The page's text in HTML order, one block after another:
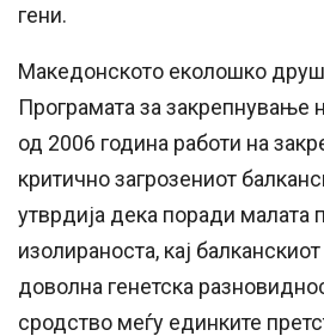
гени.
Македонското еколошко
Програмата за закрепнување
од 2006 година работи на
критично загрозениот
утврдија дека поради малата
изолираноста, кај
доволна генетска
сродство меѓу единките